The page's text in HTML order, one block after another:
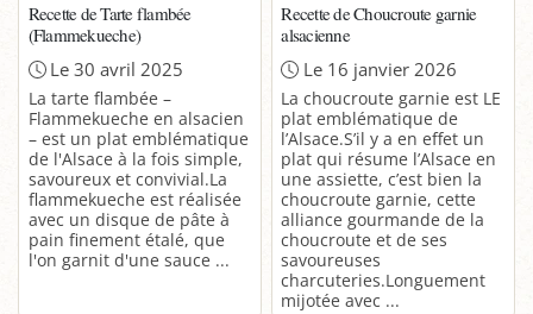
Recette de Tarte flambée
(Flammekueche)
Le 30 avril 2025
La tarte flambée –
Flammekueche en alsacien
– est un plat emblématique
de l'Alsace à la fois simple,
savoureux et convivial.La
flammekueche est réalisée
avec un disque de pâte à
pain finement étalé, que
l'on garnit d'une sauce ...
Recette de Choucroute garnie
alsacienne
Le 16 janvier 2026
La choucroute garnie est LE
plat emblématique de
l’Alsace.S’il y a en effet un
plat qui résume l’Alsace en
une assiette, c’est bien la
choucroute garnie, cette
alliance gourmande de la
choucroute et de ses
savoureuses
charcuteries.Longuement
mijotée avec ...